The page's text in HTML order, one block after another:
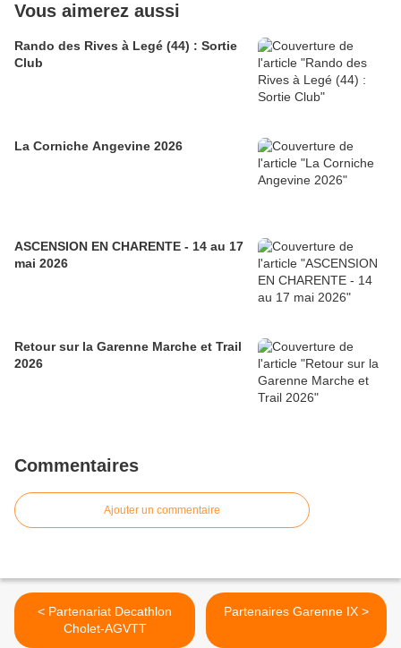
Vous aimerez aussi
Rando des Rives à Legé (44) : Sortie
Club
La Corniche Angevine 2026
ASCENSION EN CHARENTE - 14 au 17
mai 2026
Retour sur la Garenne Marche et Trail
2026
Commentaires
Ajouter un commentaire
< Partenariat Decathlon
Cholet-AGVTT
Partenaires Garenne IX >